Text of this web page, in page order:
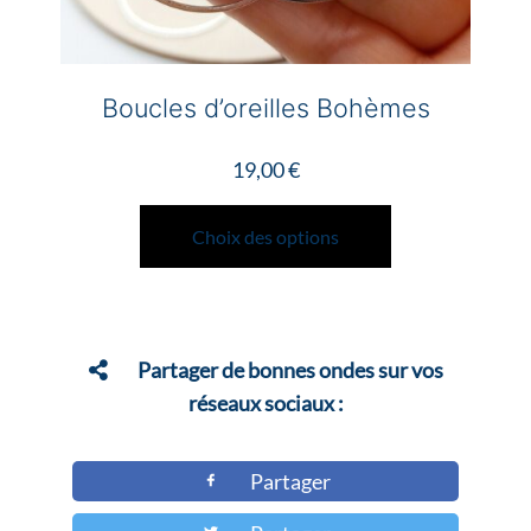
Boucles d’oreilles Bohèmes
19,00€
Choix des options
Ce
a
Les
être
choisies
Partager de bonnes ondes sur vos
réseaux sociaux :
Partager